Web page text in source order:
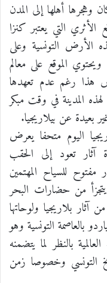
وهجرها أهلها إلى المدن
الأثري التي يعتبر كنزا
الأرض التونسية وعلى
ويحتوي الموقع على معالم
هذا رغم عدم تعهدها
لهذه المدينة في وقت مبكر
عن بيلاريجيا.
اليوم متحفا يعرض
آثار تعود إلى الحقب
مفتوح للسياح المهتمين
يتجزأ من حضارات البحر
بلاريجيا ولوحاتها
بالعاصمة التونسية وهو
بالنظر لما يتضمنه
التونسي وخصوصا زمن